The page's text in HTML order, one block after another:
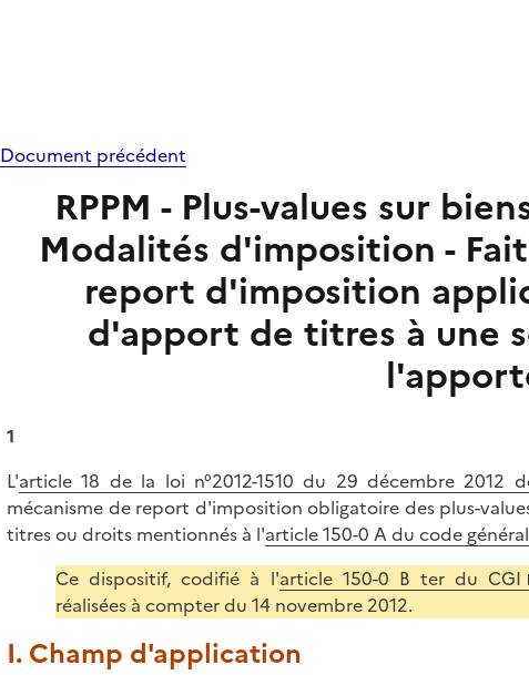
Document précédent
RPPM - Plus-values sur
Modalités d'imposition -
report d'imposition
d'apport de titres à une
1
L'article 18 de la loi n°2012-1510 du 29 décembre 2012
mécanisme de report d'imposition obligatoire des plus-
titres ou droits mentionnés à l'article 150-0 A du code
Ce dispositif, codifié à l'article 150-0 B ter du CGI
réalisées à compter du 14 novembre 2012.
I. Champ d'application